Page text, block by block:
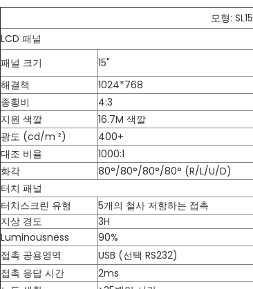
모형: SL15
LCD 패널
패널 크기
15"
해결책
1024*768
종횡비
4:3
지원 색깔
16.7M 색깔
광도 (cd/m ²)
400+
대조 비율
1000:1
화각
80°/80°/80°/80° (R/L/U/D)
터치 패널
터치스크린 유형
5개의 철사 저항하는 접촉
지상 경도
3H
Luminousness
90%
접촉 공용영역
USB (선택 RS232)
접촉 응답 시간
2ms